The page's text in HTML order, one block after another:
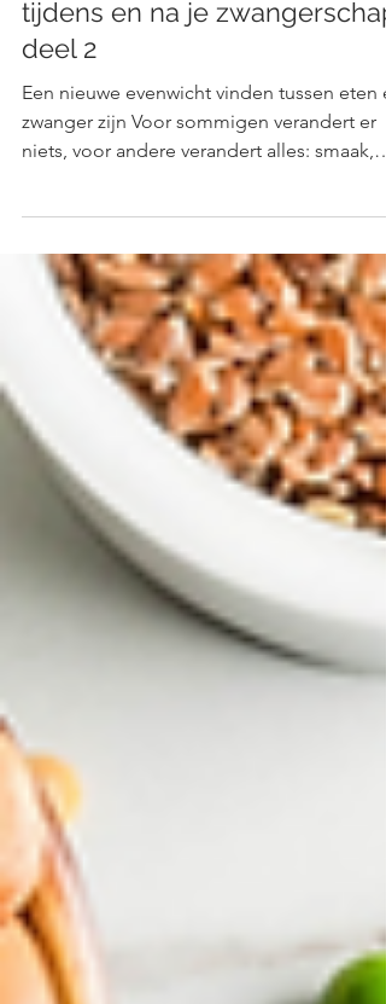
Hoe intuïtief eten je kan
tijdens en na je zwangerschap:
deel 2
Een nieuwe evenwicht vinden tussen eten
zwanger zijn Voor sommigen verandert er
geur,...